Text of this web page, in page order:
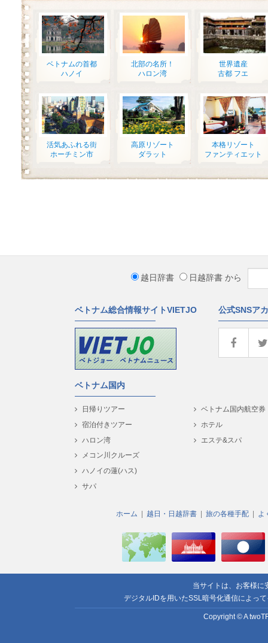
ベトナムの首都
ハノイ
北部の名所！
ハロン湾
世界遺産
古都 フエ
活気あふれる街
ホーチミン市
高原リゾート
ダラット
本格リゾート
ファンティエット
越日辞書 日越辞書 から
ベトナム総合情報サイトVIETJO 公式SNSア
ベトナム国内
日帰りツアー
宿泊付きツアー
ハロン湾
メコン川クルーズ
ハノイの蓮(ハス)
サパ
ベトナム国内航空券
ホテル
エステ&スパ
ホーム 越日・日越辞書 旅の各種手配 よ
当サイトは、お客様に
デジタルIDを用いたSSL暗号化通信によっ
Copyright © A